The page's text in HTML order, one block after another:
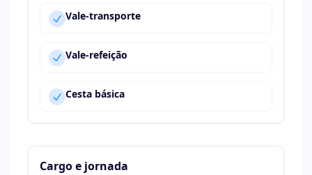
Vale-transporte
Vale-refeição
Cesta básica
Cargo e jornada